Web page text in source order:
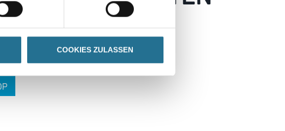
COOKIES ZULASSEN
lassen Sie sich inspirieren.